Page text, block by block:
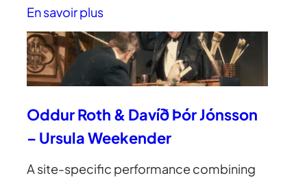
En savoir plus
Oddur Roth & Davíð Þór Jónsson
– Ursula Weekender
A site-specific performance combining